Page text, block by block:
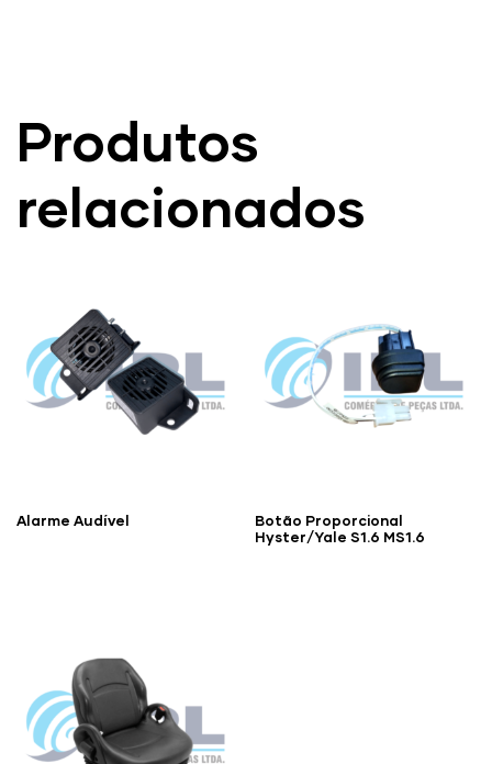
Produtos
relacionados
Alarme Audível
Botão Proporcional
Hyster/Yale S1.6 MS1.6